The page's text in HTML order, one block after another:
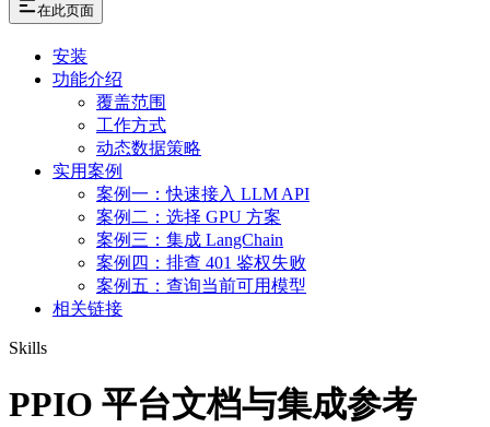
在此页面
安装
功能介绍
覆盖范围
工作方式
动态数据策略
实用案例
案例一：快速接入 LLM API
案例二：选择 GPU 方案
案例三：集成 LangChain
案例四：排查 401 鉴权失败
案例五：查询当前可用模型
相关链接
Skills
PPIO 平台文档与集成参考